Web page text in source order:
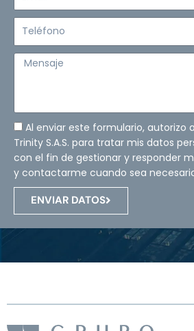
Mensaje
Al enviar este formulario, autorizo
Trinity S.A.S. para tratar mis datos
con el fin de gestionar y responder
y contactarme cuando sea
ENVIAR DATOS